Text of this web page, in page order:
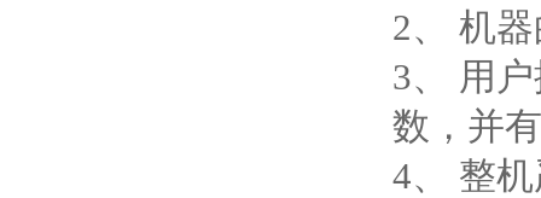
2、 机
3、 用
数，并
4、 整